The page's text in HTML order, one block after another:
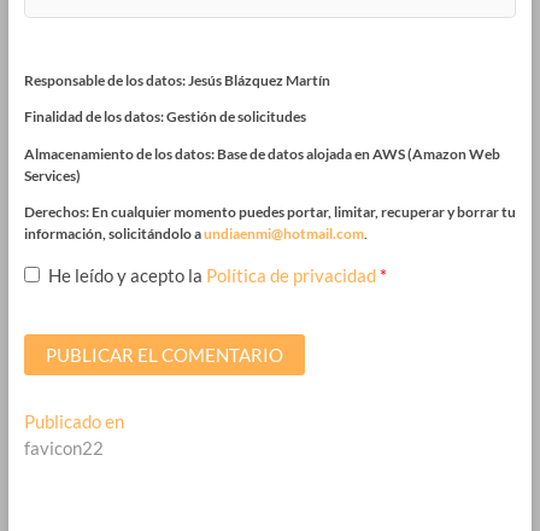
Responsable de los datos: Jesús Blázquez Martín
Finalidad de los datos: Gestión de solicitudes
Almacenamiento de los datos: Base de datos alojada en AWS (Amazon Web
Services)
Derechos: En cualquier momento puedes portar, limitar, recuperar y borrar tu
información, solicitándolo aundiaenmi@hotmail.com.
He leído y acepto la Política de privacidad *
Navegación
de
Publicado en
favicon22